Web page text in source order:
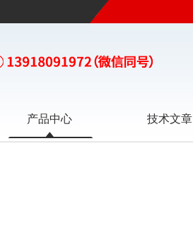
产品中心 技术文章